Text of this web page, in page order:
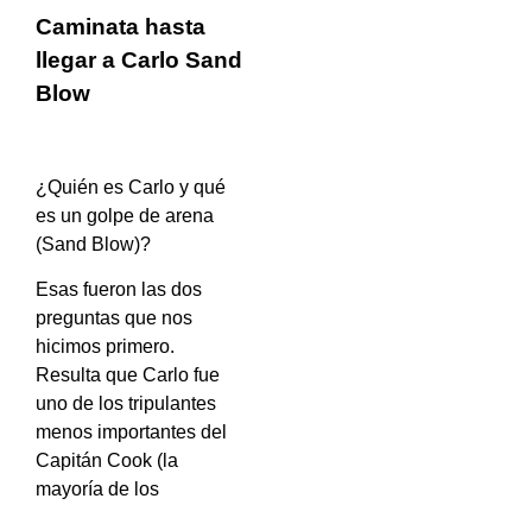
Caminata hasta
llegar a Carlo Sand
Blow
¿Quién es Carlo y qué
es un golpe de arena
(Sand Blow)?
Esas fueron las dos
preguntas que nos
hicimos primero.
Resulta que Carlo fue
uno de los tripulantes
menos importantes del
Capitán Cook (la
mayoría de los